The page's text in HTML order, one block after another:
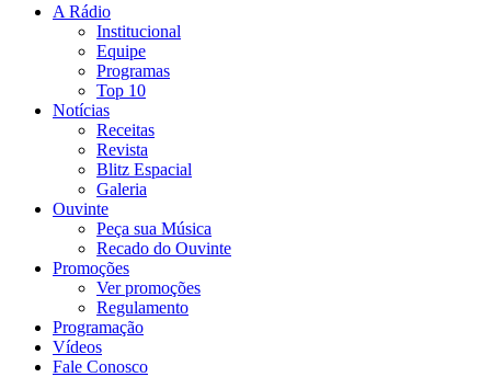
A Rádio
Institucional
Equipe
Programas
Top 10
Notícias
Receitas
Revista
Blitz Espacial
Galeria
Ouvinte
Peça sua Música
Recado do Ouvinte
Promoções
Ver promoções
Regulamento
Programação
Vídeos
Fale Conosco